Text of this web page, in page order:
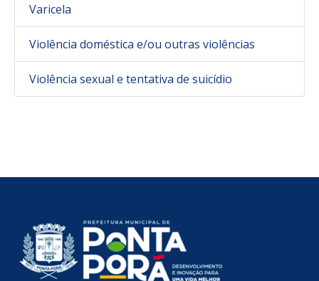
Varicela
Violência doméstica e/ou outras violências
Violência sexual e tentativa de suicídio